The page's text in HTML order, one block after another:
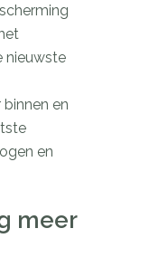
nieuwste
en
en
meer